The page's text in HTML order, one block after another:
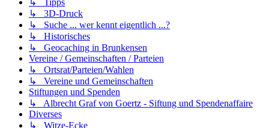
↳ Tipps
↳ 3D-Druck
↳ Suche ... wer kennt eigentlich ...?
↳ Historisches
↳ Geocaching in Brunkensen
Vereine / Gemeinschaften / Parteien
↳ Ortsrat/Parteien/Wahlen
↳ Vereine und Gemeinschaften
Stiftungen und Spenden
↳ Albrecht Graf von Goertz - Siftung und Spendenaffaire
Diverses
↳ Witze-Ecke